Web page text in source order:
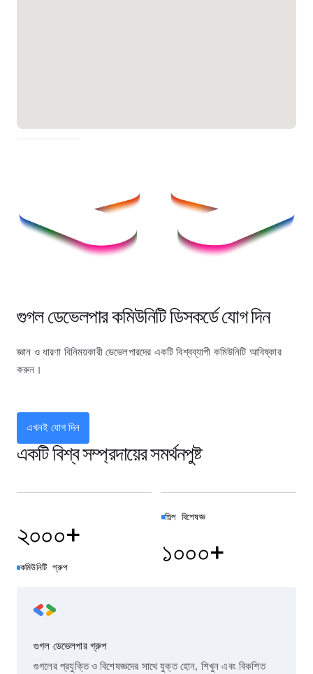
গুগল ডেভেলপার কমিউনিটি ডিসকর্ডে যোগ দিন
জ্ঞান ও ধারণা বিনিময়কারী ডেভেলপারদের একটি বিশ্বব্যাপী কমিউনিটি আবিষ্কার
করুন।
এখনই যোগ দিন
একটি বিশ্ব সম্প্রদায়ের সমর্থনপুষ্ট
২০০০+
কমিউনিটি গ্রুপ
শিল্প বিশেষজ্ঞ
১০০০+
গুগল ডেভেলপার গ্রুপ
গুগলের প্রযুক্তি ও বিশেষজ্ঞদের সাথে যুক্ত হোন, শিখুন এবং বিকশিত